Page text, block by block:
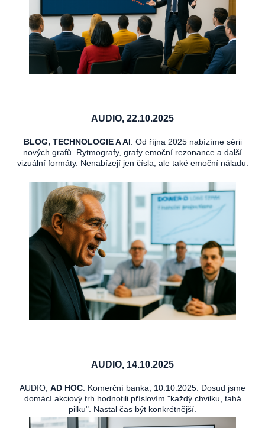
AUDIO, 22.10.2025
BLOG, TECHNOLOGIE A AI. Od října 2025 nabízíme sérii
nových grafů. Rytmografy, grafy emoční rezonance a další
vizuální formáty. Nenabízejí jen čísla, ale také emoční náladu.
AUDIO, 14.10.2025
AUDIO, AD HOC. Komerční banka, 10.10.2025. Dosud jsme
domácí akciový trh hodnotili příslovím "každý chvilku, tahá
pilku". Nastal čas být konkrétnější.